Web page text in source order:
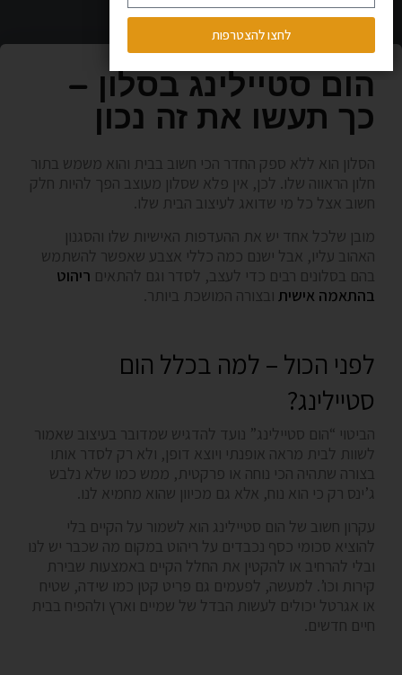
הום סטיילינג בסלון –
כך תעשו את זה נכון
הסלון הוא ללא ספק החדר הכי חשוב בבית והוא משמש בתור
חלון הראווה שלו. לכן, אין פלא שסלון מעוצב הפך להיות חלק
חשוב אצל כל מי שדואג לעיצוב הבית שלו.
מובן שלכל אחד יש את ההעדפות האישיות שלו והסגנון
האהוב עליו, אבל ישנם כמה כללי אצבע שאפשר להשתמש
בהם בסלונים רבים כדי לעצב, לסדר וגם להתאים ריהוט
בהתאמה אישית ובצורה המושכת ביותר.
לפני הכול – למה בכלל הום
סטיילינג?
הביטוי “הום סטיילינג” נועד להדגיש שמדובר בעיצוב שאמור
לשוות לבית מראה אופנתי ויוצא דופן, ולא רק לסדר אותו
בצורה שתהיה הכי נוחה או פרקטית, ממש כמו שלא נלבש
ג’ינס רק כי הוא נוח, אלא גם מכיוון שהוא מחמיא לנו.
עקרון חשוב של הום סטיילינג הוא לשמור על הקיים בלי
להוציא סכומי כסף נכבדים על ריהוט במקום מה שכבר יש לנו
ובלי להרחיב או להקטין את החלל הקיים באמצעות שבירת
קירות וכו’. למעשה, לפעמים גם פריט קטן כמו שידה, שטיח
או אגרטל יכולים לעשות הבדל של שמיים וארץ ולהפיח בבית
חיים חדשים.
לחצו להצטרפות